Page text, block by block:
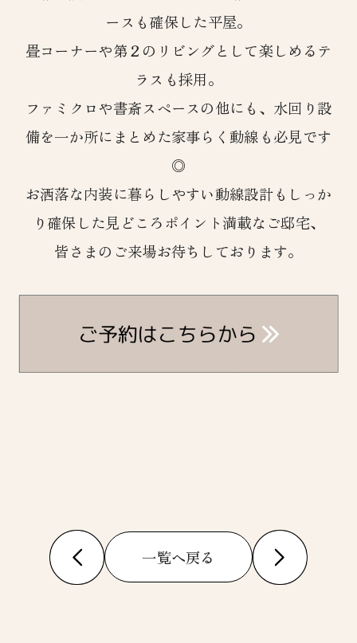
ースも確保した平屋。
畳コーナーや第２のリビングとして楽しめるテ
ラスも採用。
ファミクロや書斎スペースの他にも、水回り設
備を一か所にまとめた家事らく動線も必見です
◎
お洒落な内装に暮らしやすい動線設計もしっか
り確保した見どころポイント満載なご邸宅、
皆さまのご来場お待ちしております。
一覧へ戻る